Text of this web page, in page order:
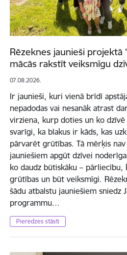
Rēzeknes jaunieši projektā
mācās rakstīt veiksmīgu
07.08.2026.
Ir jaunieši, kuri vienā brīdī
nepadodas vai nesanāk atrast
virziena, kurp doties un ko
svarīgi, ka blakus ir kāds, kas
pārvarēt grūtības. Tā mērķis
jauniešiem apgūt dzīvei
ko daudz būtiskāku –
grūtības un būt veiksmīgi.
šādu atbalstu jauniešiem sniedz
programmu…
Pieredzes stāsti